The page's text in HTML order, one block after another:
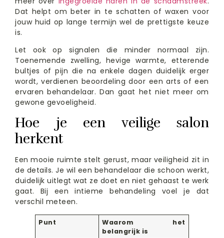
Dat helpt om beter in te schatten of waxen voor
jouw huid op lange termijn wel de prettigste keuze
is.
Let ook op signalen die minder normaal zijn.
Toenemende zwelling, hevige warmte, etterende
bultjes of pijn die na enkele dagen duidelijk erger
wordt, verdienen beoordeling door een arts of een
ervaren behandelaar. Dan gaat het niet meer om
gewone gevoeligheid.
Hoe je een veilige salon
herkent
Een mooie ruimte stelt gerust, maar veiligheid zit in
de details. Je wil een behandelaar die schoon werkt,
duidelijk uitlegt wat ze doet en niet gehaast te werk
gaat. Bij een intieme behandeling voel je dat
verschil meteen.
Punt
Waarom het
belangrijk is